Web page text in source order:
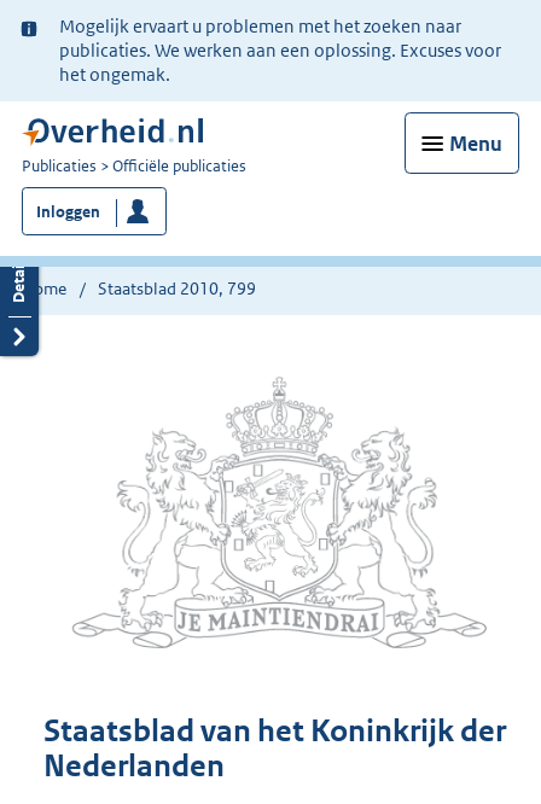
Ter
informatie:
Mogelijk ervaart u problemen met het zoeken naar
publicaties. We werken aan een oplossing. Excuses voor
het ongemak.
Menu
U
bent
nu
hier:
Publicaties Officiële publicaties
Inloggen
Home Staatsblad 2010, 799
Staatsblad van het Koninkrijk der
Nederlanden